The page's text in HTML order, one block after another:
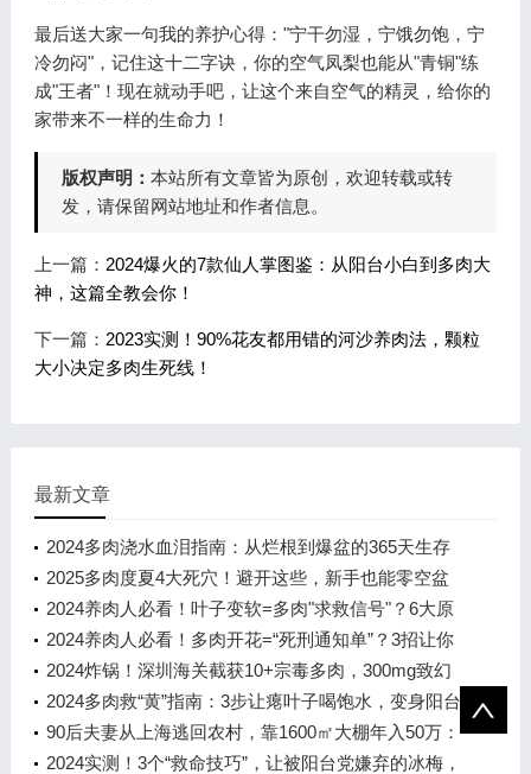
最后送大家一句我的养护心得："宁干勿湿，宁饿勿饱，宁
冷勿闷"，记住这十二字诀，你的空气凤梨也能从"青铜"练
成"王者"！现在就动手吧，让这个来自空气的精灵，给你的
家带来不一样的生命力！
版权声明： 本站所有文章皆为原创，欢迎转载或转
发，请保留网站地址和作者信息。
上一篇： 2024爆火的7款仙人掌图鉴：从阳台小白到多肉大
神，这篇全教会你！
下一篇： 2023实测！90%花友都用错的河沙养肉法，颗粒
大小决定多肉生死线！
最新文章
2024多肉浇水血泪指南：从烂根到爆盆的365天生存
手册
2025多肉度夏4大死穴！避开这些，新手也能零空盆
2024养肉人必看！叶子变软=多肉"求救信号"？6大原
因+急救方案让你的肉肉秒回血
2024养肉人必看！多肉开花=“死刑通知单”？3招让你
的肉肉死里逃生！
2024炸锅！深圳海关截获10+宗毒多肉，300mg致幻
成分=精神分裂！新手养肉必避的致
2024多肉救“黄”指南：3步让瘪叶子喝饱水，变身阳台
彩虹小胖子！
90后夫妻从上海逃回农村，靠1600㎡大棚年入50万：
多肉植物的"逆袭致富经"
2024实测！3个“救命技巧”，让被阳台党嫌弃的冰梅，